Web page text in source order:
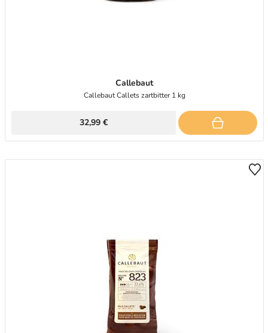
Callebaut
Callebaut Callets zartbitter 1 kg
32,99 €